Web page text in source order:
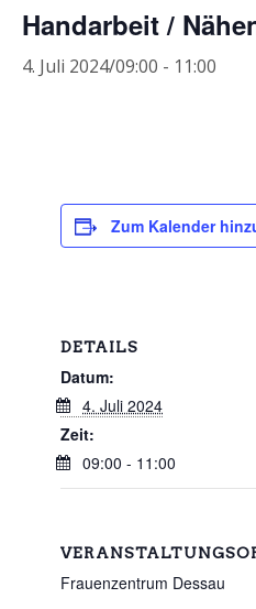
Handarbeit /
4. Juli 2024/09:00 - 11:00
Zum Kalender
DETAILS
Datum:
4. Juli 2024
Zeit:
09:00 - 11:00
Frauenzentrum Dessau